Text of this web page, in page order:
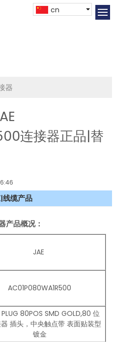
cn
器
连接器正品|替
线缆产品
产品概况：
JAE
AC01P080WA1R500
80POS SMD GOLD,80 位
插头，中央触点带 表面贴装型
镀金